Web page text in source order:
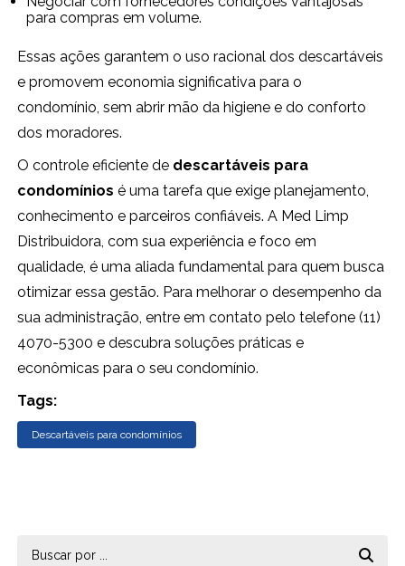
para compras em volume.
Essas ações garantem o uso racional dos descartáveis
e promovem economia significativa para o
condomínio, sem abrir mão da higiene e do conforto
dos moradores.
O controle eficiente de descartáveis para
condomínios é uma tarefa que exige planejamento,
conhecimento e parceiros confiáveis. A Med Limp
Distribuidora, com sua experiência e foco em
qualidade, é uma aliada fundamental para quem busca
otimizar essa gestão. Para melhorar o desempenho da
sua administração, entre em contato pelo telefone (11)
4070-5300 e descubra soluções práticas e
econômicas para o seu condomínio.
Tags:
Descartáveis para condomínios